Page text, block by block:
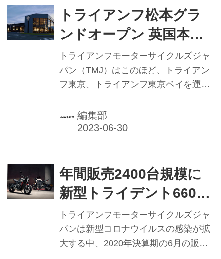
を超えてきそうだ。（※2024年1月1日
付「新年特別号」掲載記事）
トライアンフ松本グラ
ンドオープン 英国本社
より首脳来日
トライアンフモーターサイクルズジャ
パン（TMJ）はこのほど、トライアン
フ東京、トライアンフ東京ベイを運営
アンフ松本を開設したと発表。6月16
日のグランドオープンに先駆け、15日
エグゼクティブ・オフィサー（CEO）
のニック・ブロアー氏、チーフ・コマ
ーシャル・オフィサー（CCO）のポー
ル・ストラウド氏らが駆け付けた。
編集部
年間販売2400台規模に
新型トライデント660導
入で加速【トライアン
フモーターサイクルズ
ジャパン】
トライアンフモーターサイクルズジャ
パンは新型コロナウイルスの感染が拡
大する中、2020年決算期の6月の販売